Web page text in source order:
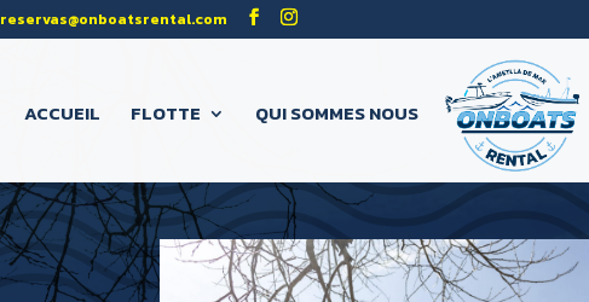
reservas@onboatsrental.com
ACCUEIL FLOTTE QUI SOMMES NOUS